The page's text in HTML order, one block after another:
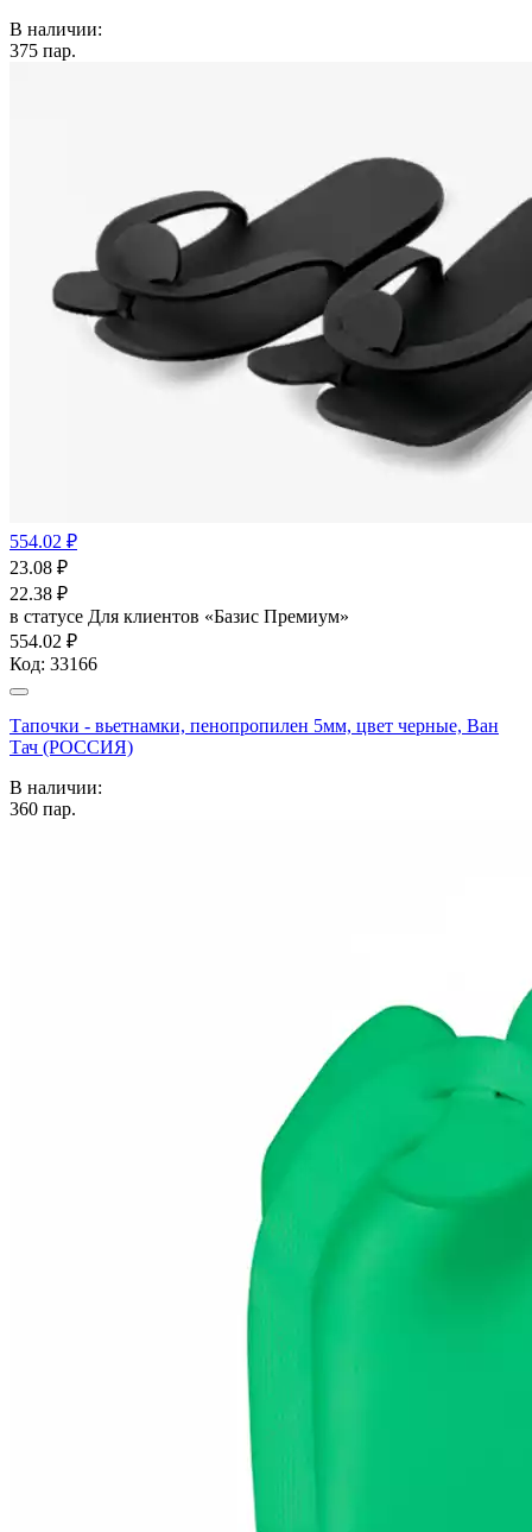
В наличии:
375 пар.
554.02 ₽
23.08 ₽
22.38 ₽
в статусе Для клиентов «Базис Премиум»
554.02 ₽
Код: 33166
Тапочки - вьетнамки, пенопропилен 5мм, цвет черные, Ван
Тач (РОССИЯ)
В наличии:
360 пар.